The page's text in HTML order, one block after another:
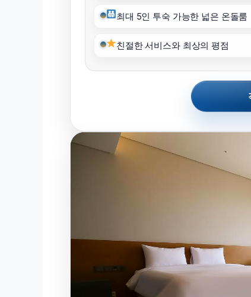
최대 5인 투숙 가능한 넓은 온돌룸
친절한 서비스와 최상의 평점